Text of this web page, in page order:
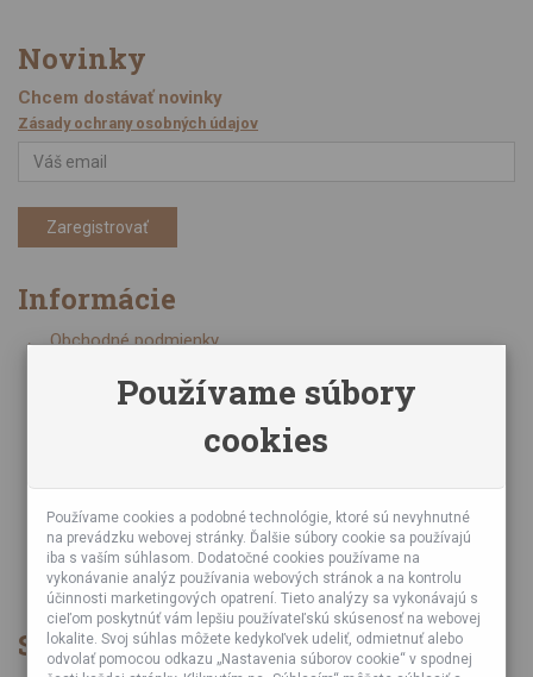
Novinky
Chcem dostávať novinky
Zásady ochrany osobných údajov
Zaregistrovať
Informácie
Obchodné podmienky
Online kurzy bubnovania
Poznáte nás z TV a Rádia
Partnerské predajne
Testy výrobkov
Ekológia
Veľkoobchod
Spôsob platby
Používame súbory
cookies
Používame cookies a podobné technológie, ktoré sú nevyhnutné
na prevádzku webovej stránky. Ďalšie súbory cookie sa používajú
iba s vaším súhlasom. Dodatočné cookies používame na
vykonávanie analýz používania webových stránok a na kontrolu
účinnosti marketingových opatrení. Tieto analýzy sa vykonávajú s
cieľom poskytnúť vám lepšiu používateľskú skúsenosť na webovej
lokalite. Svoj súhlas môžete kedykoľvek udeliť, odmietnuť alebo
odvolať pomocou odkazu „Nastavenia súborov cookie“ v spodnej